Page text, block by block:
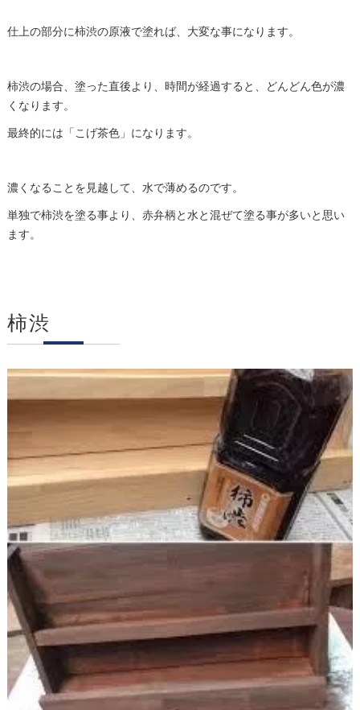
仕上の部分に柿渋の原液で塗れば、大変な事になります。
柿渋の場合、塗った直後より、時間が経過すると、どんどん色が濃
くなります。
最終的には「こげ茶色」になります。
濃くなることを見越して、水で薄めるのです。
単独で柿渋を塗る事より、赤弁柄と水と混ぜて塗る事が多いと思い
ます。
柿渋